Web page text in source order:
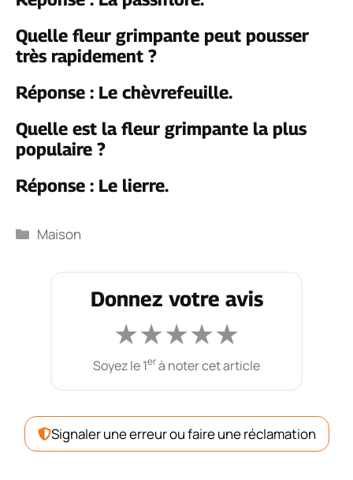
Quelle fleur grimpante peut pousser
très rapidement ?
Réponse : Le chèvrefeuille.
Quelle est la fleur grimpante la plus
populaire ?
Réponse : Le lierre.
Catégories
Maison
Donnez votre avis
★★★★★
Soyez le 1erà noter cet article
Signaler une erreur ou faire une réclamation